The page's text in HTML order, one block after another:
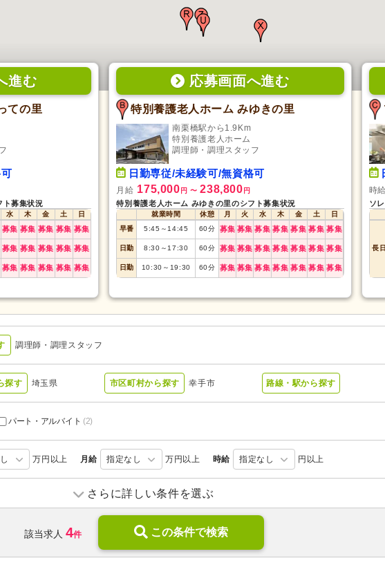
進む
ての里
ト募集状況
水 木 金 土
日
募集 募集 募集 募集 募集
募集 募集 募集 募集 募集
募集 募集 募集 募集 募集
応募画面へ進む
特別養護老人ホーム みゆきの里
南栗橋駅から1.9Km
特別養護老人ホーム
調理師・調理スタッフ
日勤専従/未経験可/無資格可
月給 175,000 円 〜 238,800 円
特別養護老人ホーム みゆきの里のシフト募集状況
就業時間 休憩 月 火 水 木 金 土
日
早番
5:45 ～ 14:45 60分 募集 募集 募集 募集 募集 募集 募集
日勤 8:30 ～ 17:30 60分 募集 募集 募集 募集 募集 募集 募集
日勤 10:30 ～ 19:30 60分 募集 募集 募集 募集 募集 募集 募集
時給
ソ
長日
調理師・調理スタッフ
探す 埼玉県 市区町村から探す 幸手市 路線・駅から探す
パート・アルバイト (2)
万円以上 月給 指定なし 万円以上 時給 指定なし 円以上
特別養護老人ホーム (2)
無資格可 (4)
年齢不問(3) 新卒可(3)
さらに詳しい条件を選ぶ
該当求人 4件 この条件で検索